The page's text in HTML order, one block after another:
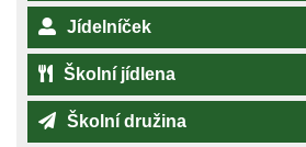
Jídelníček
Školní jídlena
Školní družina